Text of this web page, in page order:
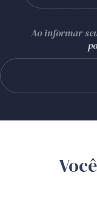
Ao informar